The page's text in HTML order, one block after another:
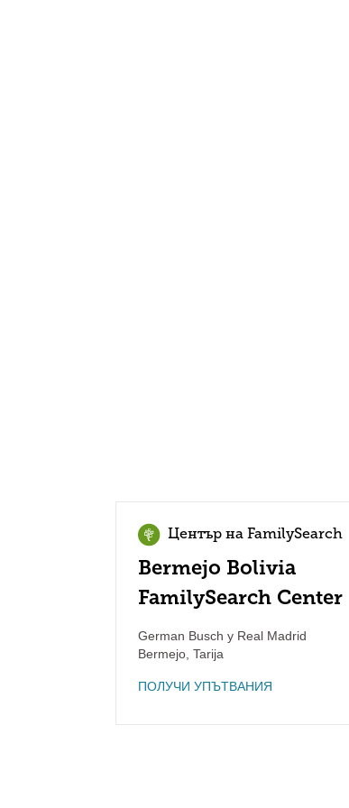
Център на FamilySearch
Bermejo Bolivia
FamilySearch Center
German Busch y Real Madrid
Bermejo Tarija
ПОЛУЧИ УПЪТВАНИЯ